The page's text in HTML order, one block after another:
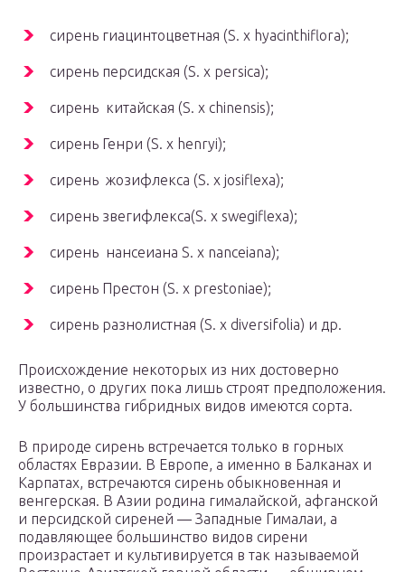
сирень гиацинтоцветная (S. x hyacinthiflora);
сирень персидская (S. x persica);
сирень китайская (S. x chinensis);
сирень Генри (S. x henryi);
сирень жозифлекса (S. x josiflexa);
сирень звегифлекса(S. x swegiflexa);
сирень нансеиана S. x nanceiana);
сирень Престон (S. x prestoniae);
сирень разнолистная (S. x diversifolia) и др.
Происхождение некоторых из них достоверно
известно, о других пока лишь строят предположения.
У большинства гибридных видов имеются сорта.
В природе сирень встречается только в горных
областях Евразии. В Европе, а именно в Балканах и
Карпатах, встречаются сирень обыкновенная и
венгерская. В Азии родина гималайской, афганской
и персидской сиреней — Западные Гималаи, а
подавляющее большинство видов сирени
произрастает и культивируется в так называемой